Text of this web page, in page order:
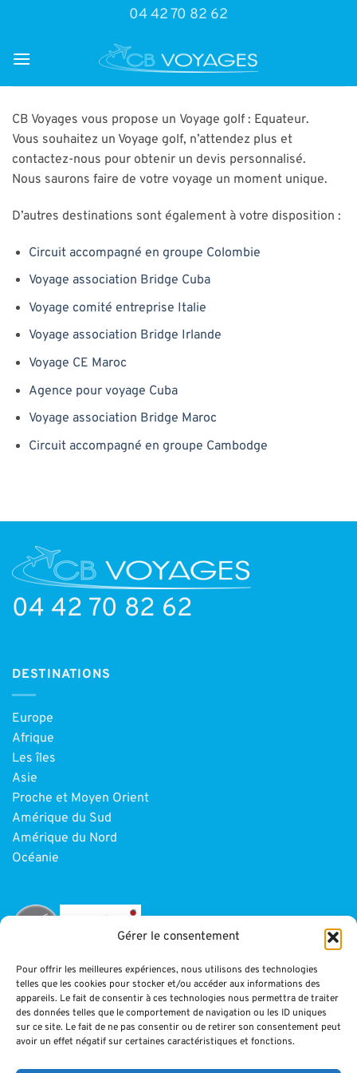
Gérer le consentement
Pour offrir les meilleures expériences, nous utilisons des technologies
telles que les cookies pour stocker et/ou accéder aux informations des
appareils. Le fait de consentir à ces technologies nous permettra de traiter
des données telles que le comportement de navigation ou les ID uniques
sur ce site. Le fait de ne pas consentir ou de retirer son consentement peut
avoir un effet négatif sur certaines caractéristiques et fonctions.
04 42 70 82 62
CB Voyages vous propose un Voyage golf : Equateur.
Vous souhaitez un Voyage golf, n’attendez plus et
contactez-nous pour obtenir un devis personnalisé.
Nous saurons faire de votre voyage un moment unique.
D’autres destinations sont également à votre disposition :
Circuit accompagné en groupe Colombie
Voyage association Bridge Cuba
Voyage comité entreprise Italie
Voyage association Bridge Irlande
Voyage CE Maroc
Agence pour voyage Cuba
Voyage association Bridge Maroc
Circuit accompagné en groupe Cambodge
04 42 70 82 62
DESTINATIONS
Europe
Afrique
Les îles
Asie
Proche et Moyen Orient
Amérique du Sud
Amérique du Nord
Océanie
INFORMATIONS
Paiement